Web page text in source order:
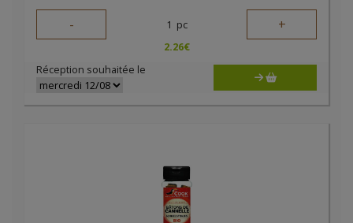
- 1 pc +
2.26€
Réception souhaitée le